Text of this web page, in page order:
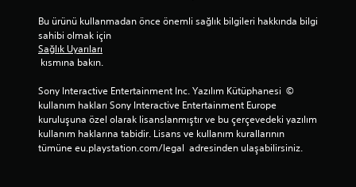
Bu ürünü kullanmadan önce önemli sağlık bilgileri hakkında bilgi
sahibi olmak için
Sağlık Uyarıları
kısmına bakın.
Sony Interactive Entertainment Inc. Yazılım Kütüphanesi  ©
kullanım hakları Sony Interactive Entertainment Europe
kuruluşuna özel olarak lisanslanmıştır ve bu çerçevedeki yazılım
kullanım haklarına tabidir. Lisans ve kullanım kurallarının
tümüne eu.playstation.com/legal  adresinden ulaşabilirsiniz.